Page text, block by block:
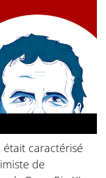
était caractérisé
de